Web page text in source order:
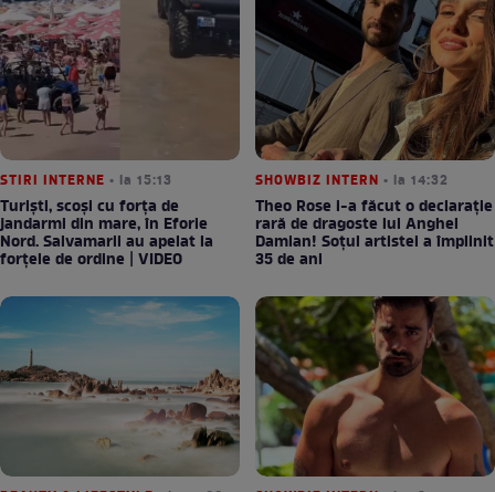
STIRI INTERNE • la 15:13
Turiști, scoși cu forța de
jandarmi din mare, în Eforie
Nord. Salvamarii au apelat la
forțele de ordine | VIDEO
SHOWBIZ INTERN • la 14:32
Theo Rose i-a făcut o declarație
rară de dragoste lui Anghel
Damian! Soțul artistei a împlinit
35 de ani